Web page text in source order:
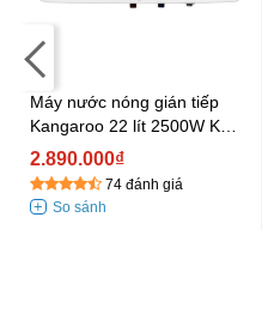
Máy nước nóng gián tiếp
Kangaroo 22 lít 2500W KG
73R2
2.890.000₫
74 đánh giá